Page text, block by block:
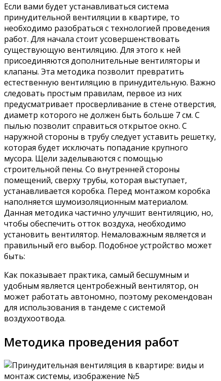
Если вами будет устанавливаться система
принудительной вентиляции в квартире, то
необходимо разобраться с технологией проведения
работ. Для начала стоит усовершенствовать
существующую вентиляцию. Для этого к ней
присоединяются дополнительные вентиляторы и
клапаны. Эта методика позволит превратить
естественную вентиляцию в принудительную. Важно
следовать простым правилам, первое из них
предусматривает просверливание в стене отверстия,
диаметр которого не должен быть больше 7 см. С
пылью позволит справиться открытое окно. С
наружной стороны в трубу следует уставить решетку,
которая будет исключать попадание крупного
мусора. Щели заделываются с помощью
строительной пены. Со внутренней стороны
помещений, сверху трубы, которая выступает,
устанавливается коробка. Перед монтажом коробка
наполняется шумоизоляционным материалом.
Данная методика частично улучшит вентиляцию, но,
чтобы обеспечить отток воздуха, необходимо
установить вентилятор. Немаловажным является и
правильный его выбор. Подобное устройство может
быть:
Как показывает практика, самый бесшумным и
удобным является центробежный вентилятор, он
может работать автономно, поэтому рекомендован
для использования в тандеме с системой
воздухоотвода.
Методика проведения работ